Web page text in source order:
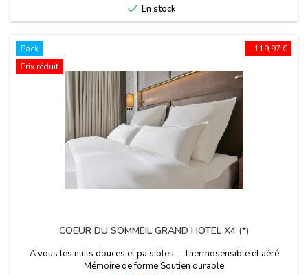
 En stock
- 119,97 €
Pack
Prix réduit
COEUR DU SOMMEIL GRAND HOTEL X4 (*)
A vous les nuits douces et paisibles ... Thermosensible et aéré
Mémoire de forme Soutien durable